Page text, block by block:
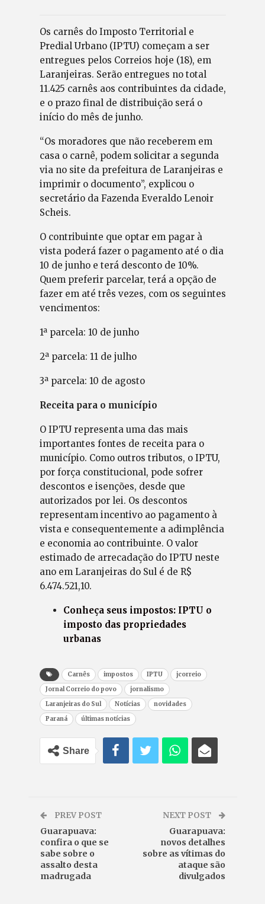
Os carnês do Imposto Territorial e
Predial Urbano (IPTU) começam a ser
entregues pelos Correios hoje (18), em
Laranjeiras. Serão entregues no total
11.425 carnês aos contribuintes da cidade,
e o prazo final de distribuição será o
início do mês de junho.
“Os moradores que não receberem em
casa o carnê, podem solicitar a segunda
via no site da prefeitura de Laranjeiras e
imprimir o documento”, explicou o
secretário da Fazenda Everaldo Lenoir
Scheis.
O contribuinte que optar em pagar à
vista poderá fazer o pagamento até o dia
10 de junho e terá desconto de 10%.
Quem preferir parcelar, terá a opção de
fazer em até três vezes, com os seguintes
vencimentos:
1ª parcela: 10 de junho
2ª parcela: 11 de julho
3ª parcela: 10 de agosto
Receita para o município
O IPTU representa uma das mais
importantes fontes de receita para o
município. Como outros tributos, o IPTU,
por força constitucional, pode sofrer
descontos e isenções, desde que
autorizados por lei. Os descontos
representam incentivo ao pagamento à
vista e consequentemente a adimplência
e economia ao contribuinte. O valor
estimado de arrecadação do IPTU neste
ano em Laranjeiras do Sul é de R$
6.474.521,10.
Conheça seus impostos: IPTU o
imposto das propriedades
urbanas
Carnês impostos IPTU
jcorreio
Jornal Correio do povo
jornalismo
Laranjeiras do Sul
Notícias
novidades
Paraná
últimas notícias
Share
PREV POST
Guarapuava:
confira o que se
sabe sobre o
assalto desta
madrugada
NEXT POST
Guarapuava:
novos detalhes
sobre as vítimas do
ataque são
divulgados